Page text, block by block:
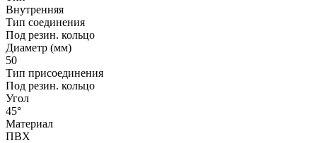
Внутренняя
Тип соединения
Под резин. кольцо
Диаметр (мм)
50
Тип присоединения
Под резин. кольцо
Угол
45°
Материал
ПВХ